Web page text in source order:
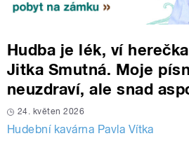
Hudba je lék, ví
Jitka Smutná. Moje
neuzdraví, ale snad
24. květen 2026
Hudební kavárna Pavla Vítka